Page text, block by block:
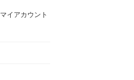
マイアカウント